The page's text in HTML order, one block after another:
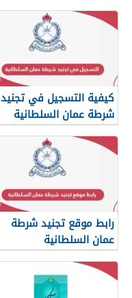
كيفية التسجيل في تجنيد
شرطة عمان السلطانية
2026
رابط موقع تجنيد شرطة
عمان السلطانية